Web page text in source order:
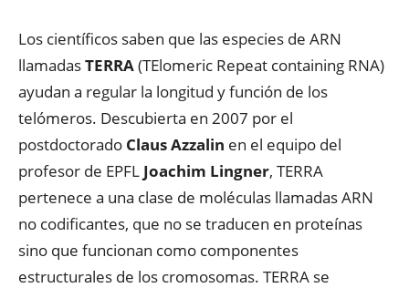
Los científicos saben que las especies de ARN
llamadasTERRA(TElomeric Repeat containing RNA)
ayudan a regular la longitud y función de los
telómeros. Descubierta en 2007 por el
postdoctorado Claus Azzalin en el equipo del
profesor de EPFL Joachim Lingner, TERRA
pertenece a una clase de moléculas llamadas ARN
no codificantes, que no se traducen en proteínas
sino que funcionan como componentes
estructurales de los cromosomas. TERRA se